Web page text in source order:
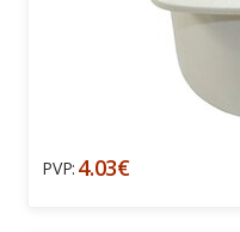
PVP: 4.03€